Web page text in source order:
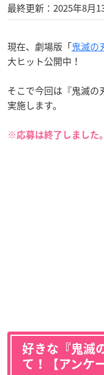
最終更新：2025年8月
現在、劇場版「鬼滅の
大ヒット公開中！
そこで今回は『鬼滅の
実施します。
※応募は終了しました。
好きな『鬼滅
て！【アンケ